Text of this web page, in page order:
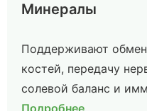
Минералы
Поддерживают
костей, передачу
солевой баланс и
Подробнее